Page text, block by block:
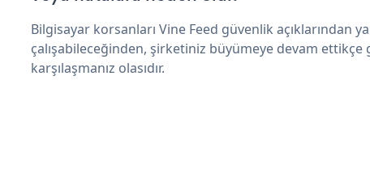
Bilgisayar korsanları Vine Feed güvenlik açıklarından
çalışabileceğinden, şirketiniz büyümeye devam ettikçe
karşılaşmanız olasıdır.